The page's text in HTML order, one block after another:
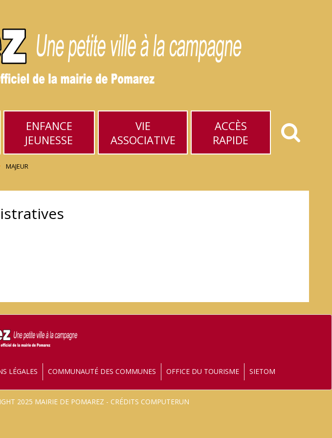
ENFANCE
JEUNESSE
VIE
ASSOCIATIVE
ACCÈS
RAPIDE
MAJEUR
LÉGALES COMMUNAUTÉ DES COMMUNES OFFICE DU TOURISME SIETOM
2025 MAIRIE DE POMAREZ - CRÉDITS COMPUTERUN